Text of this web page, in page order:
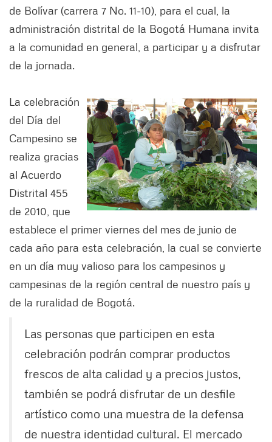
de Bolívar (carrera 7 No. 11-10), para el cual, la
administración distrital de la Bogotá Humana invita
a la comunidad en general, a participar y a disfrutar
de la jornada.
La celebración
del Día del
Campesino se
realiza gracias
al Acuerdo
Distrital 455
de 2010, que
establece el primer viernes del mes de junio de
cada año para esta celebración, la cual se convierte
en un día muy valioso para los campesinos y
campesinas de la región central de nuestro país y
de la ruralidad de Bogotá.
Las personas que participen en esta
celebración podrán comprar productos
frescos de alta calidad y a precios justos,
también se podrá disfrutar de un desfile
artístico como una muestra de la defensa
de nuestra identidad cultural. El mercado